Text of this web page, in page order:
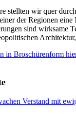
stellten wir quer
der Regionen
sind wirksame
in Broschürenform
Verstand mit